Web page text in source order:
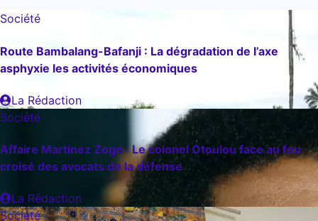
Société
Route Bambalang-Bafanji : La dégradation de l’axe
asphyxie les activités économiques
La Rédaction
Société
Affaire Martinez Zogo : Le colonel Otoulou face au feu
croisé des avocats de la défense
La Rédaction
Société